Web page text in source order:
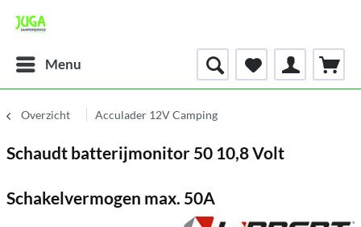
Menu
Overzicht Acculader 12V Camping
Schaudt batterijmonitor 50 10,8 Volt
Schakelvermogen max. 50A